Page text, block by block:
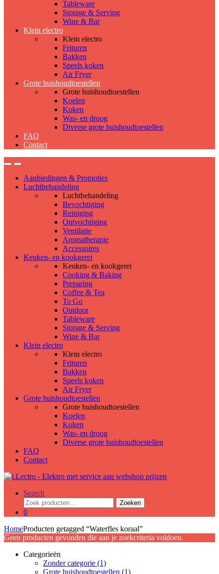
Tableware
Storage & Serving
Wine & Bar
Klein electro
Klein electro
Frituren
Bakken
Speels koken
Air Fryer
Grote huishoudtoestellen
Grote huishoudtoestellen
Koelen
Koken
Was- en droog
Diverse grote huishoudtoestellen
FAQ
Contact
Aanbiedingen & Promoties
Luchtbehandeling
Luchtbehandeling
Bevochtiging
Reiniging
Ontvochtiging
Ventilatie
Aromatherapie
Accessoires
Keuken- en kookgerei
Keuken- en kookgerei
Cooking & Baking
Preparing
Coffee & Tea
To Go
Outdoor
Tableware
Storage & Serving
Wine & Bar
Klein electro
Klein electro
Frituren
Bakken
Speels koken
Air Fryer
Grote huishoudtoestellen
Grote huishoudtoestellen
Koelen
Koken
Was- en droog
Diverse grote huishoudtoestellen
FAQ
Contact
Search
Zoeken
naar:
Zoeken
0
HomeProducten getagged “Waterfles koraal”
Geen producten gevonden die aan je zoekcriteria voldoen.
Categorieën
Zonder categorie (1)
Grote huishoudtoestellen (1)